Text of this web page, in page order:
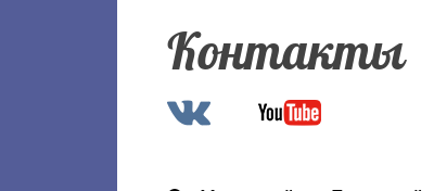
Контакты